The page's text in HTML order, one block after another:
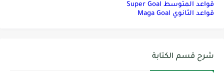
قواعد المتوسط Super Goal
قواعد الثانوي Maga Goal
شرح قسم الكتابة